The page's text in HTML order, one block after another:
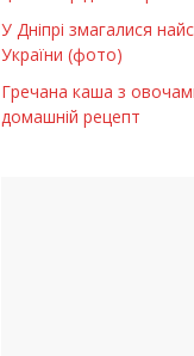
У Дніпрі змагалися
України (фото)
Гречана каша з
домашній рецепт